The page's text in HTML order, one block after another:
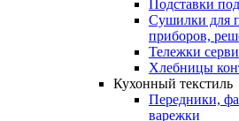
Подставки
Сушилки для
приборов,
Тележки
Хлебницы
Кухонный текстиль
Передники,
варежки